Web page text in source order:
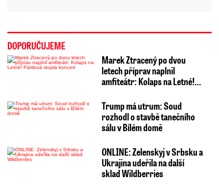
DOPORUČUJEME
Marek Ztracený po dvou
letech příprav naplnil
amfiteátr: Kolaps na Letné!…
Trump má utrum: Soud
rozhodl o stavbě tanečního
sálu v Bílém domě
ONLINE: Zelenskyj v Srbsku a
Ukrajina udeřila na další
sklad Wildberries